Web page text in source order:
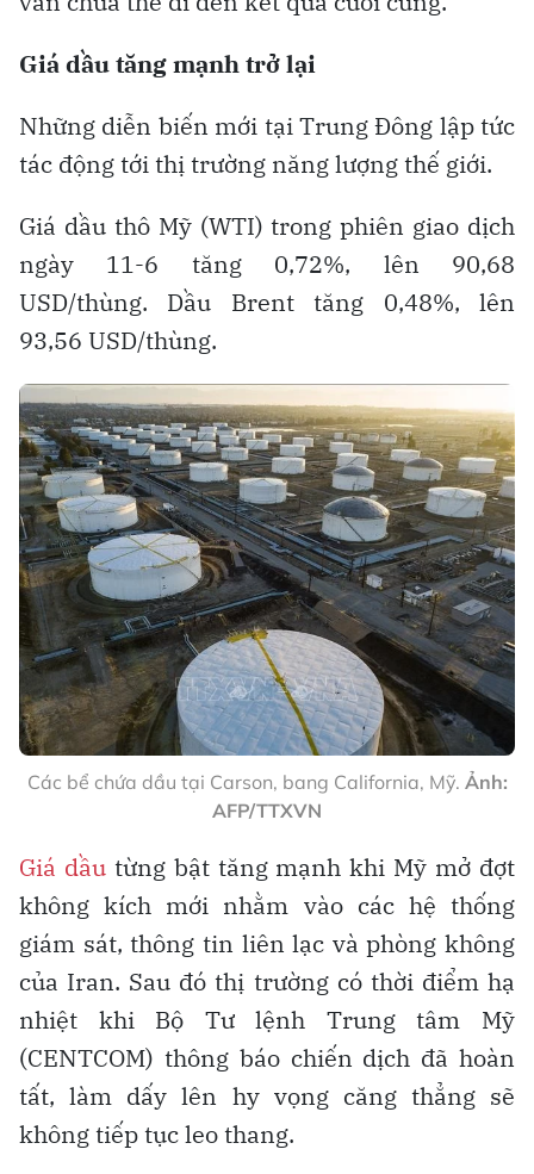
Giá dầu tăng mạnh trở lại
Những diễn biến mới tại Trung Đông lập tức
tác động tới thị trường năng lượng thế giới.
Giá dầu thô Mỹ (WTI) trong phiên giao dịch
ngày 11-6 tăng 0,72%, lên 90,68
USD/thùng. Dầu Brent tăng 0,48%, lên
93,56 USD/thùng.
Các bể chứa dầu tại Carson, bang California, Mỹ. Ảnh:
AFP/TTXVN
Giá dầutừng bật tăng mạnh khi Mỹ mở đợt
không kích mới nhằm vào các hệ thống
giám sát, thông tin liên lạc và phòng không
của Iran. Sau đó thị trường có thời điểm hạ
nhiệt khi Bộ Tư lệnh Trung tâm Mỹ
(CENTCOM) thông báo chiến dịch đã hoàn
tất, làm dấy lên hy vọng căng thẳng sẽ
không tiếp tục leo thang.